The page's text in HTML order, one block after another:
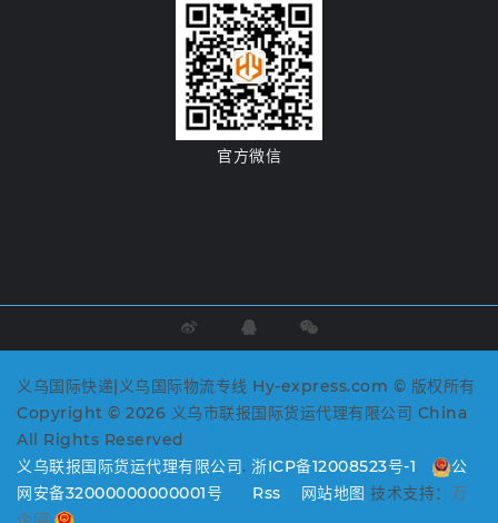
官方微信
义乌国际快递|义乌国际物流专线 Hy-express.com © 版权所有
Copyright © 2026 义乌市联报国际货运代理有限公司 China
All Rights Reserved
义乌联报国际货运代理有限公司. 浙ICP备12008523号-1
公
网安备32000000000001号
Rss 网站地图 技术支持： 万